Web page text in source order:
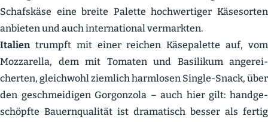
Schafskäse eine breite Palette hochwer­tiger Käsesorten
anbieten und auch inter­na­tional vermarkten.
Italientrumpft mit einer reichen Käsepa­lette auf, vom
Mozza­rella, dem mit Tomaten und Basilikum angerei­
cherten, gleichwohl ziemlich harmlosen Single-Snack, über
den geschmei­digen Gorgonzola – auch hier gilt: handge­
schöpfte Bauern­qua­lität ist drama­tisch besser als fertig